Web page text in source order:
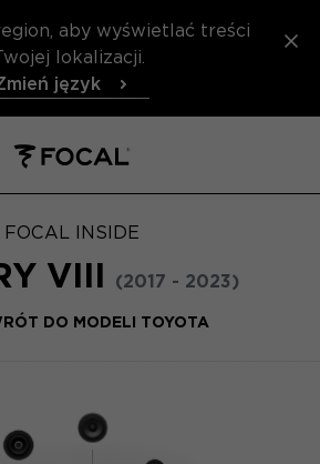
aby wyświetlać treści
lokalizacji.
język
FOCAL INSIDE
VIII (2017 - 2023)
DO MODELI TOYOTA